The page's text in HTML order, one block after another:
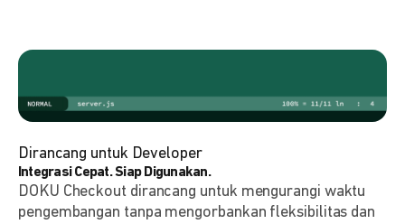
Dirancang untuk Developer
Integrasi Cepat. Siap Digunakan.
DOKU Checkout dirancang untuk mengurangi waktu
pengembangan tanpa mengorbankan fleksibilitas dan